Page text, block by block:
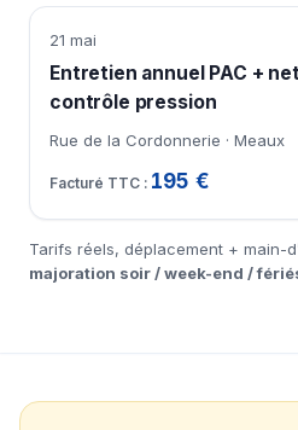
21 mai
Entretien annuel PAC +
contrôle pression
Rue de la Cordonnerie · Meaux
195 €
Tarifs réels, déplacement + main-
majoration soir / week-end /